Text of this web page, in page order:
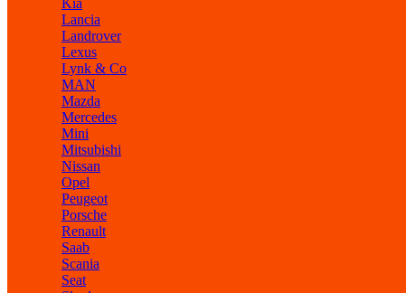
Kia
Lancia
Landrover
Lexus
Lynk & Co
MAN
Mazda
Mercedes
Mini
Mitsubishi
Nissan
Opel
Peugeot
Porsche
Renault
Saab
Scania
Seat